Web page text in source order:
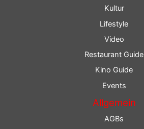
Kultur
Lifestyle
Video
Restaurant Guide
Kino Guide
Events
Allgemein
AGBs